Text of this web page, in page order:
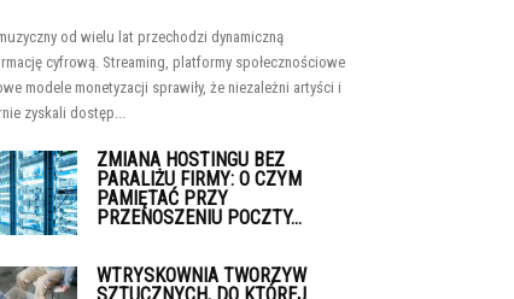
od wielu lat przechodzi dynamiczną
cyfrową. Streaming, platformy społecznościowe
modele monetyzacji sprawiły, że niezależni artyści i
zyskali dostęp...
ZMIANA HOSTINGU BEZ
PARALIŻU FIRMY: O CZYM
PAMIĘTAĆ PRZY
PRZENOSZENIU POCZTY...
WTRYSKOWNIA TWORZYW